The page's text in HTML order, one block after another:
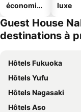
économiq
luxe
Guest House
destinations à
Hôtels Fukuoka
Hôtels Yufu
Hôtels Nagasaki
Hôtels Aso